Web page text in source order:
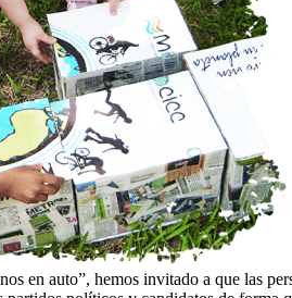
en auto”, hemos invitado a que